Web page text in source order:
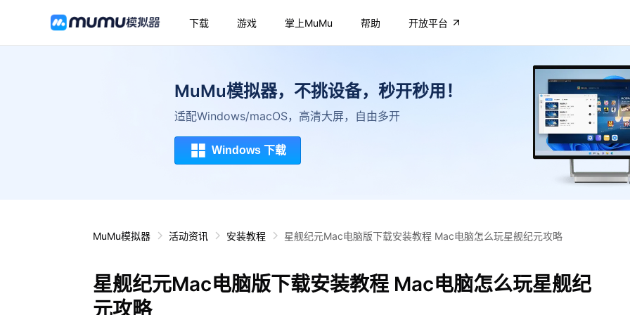
下载 游戏 掌上MuMu 帮助 开放平台
MuMu模拟器，不挑设备，秒开秒用！
适配Windows/macOS，高清大屏，自由多开
Windows 下载
MuMu模拟器 活动资讯 安装教程 星舰纪元Mac电脑版下载安装教程 Mac电脑怎么玩星舰纪元攻略
星舰纪元Mac电脑版下载安装教程 Mac电脑怎么玩星舰纪
元攻略